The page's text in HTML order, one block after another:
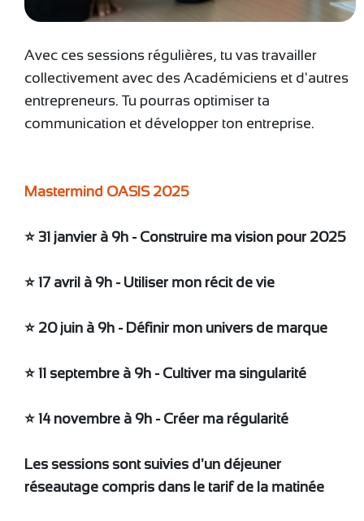
Avec ces sessions régulières, tu vas travailler
collectivement avec des Académiciens et d'autres
entrepreneurs. Tu pourras optimiser ta
communication et développer ton entreprise.
Mastermind OASIS 2025
⭐️ 31 janvier à 9h - Construire ma vision pour 2025
⭐️ 17 avril à 9h - Utiliser mon récit de vie
⭐️ 20 juin à 9h - Définir mon univers de marque
⭐️ 11 septembre à 9h - Cultiver ma singularité
⭐️ 14 novembre à 9h - Créer ma régularité
Les sessions sont suivies d'un déjeuner
réseautage compris dans le tarif de la matinée